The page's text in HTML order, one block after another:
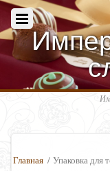
Главная / Упаковка для